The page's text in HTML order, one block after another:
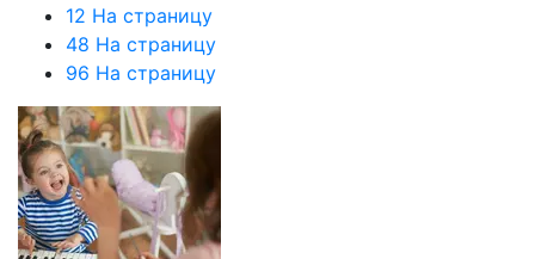
12 На страницу
48 На страницу
96 На страницу